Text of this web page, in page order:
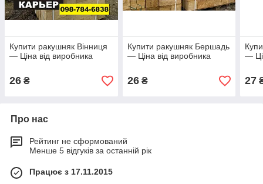
Купити ракушняк Вінниця
— Ціна від виробника
26 ₴
Купити ракушняк Бершадь
— Ціна від виробника
26₴
—
27
Про нас
Рейтинг не сформований
Менше 5 відгуків за останній рік
Працює з 17.11.2015